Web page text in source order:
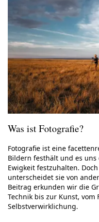
Was ist Fotografie?
Fotografie ist eine
Bildern festhält und es
Ewigkeit festzuhalten.
unterscheidet sie von
Beitrag erkunden wir die
Technik bis zur Kunst,
Selbstverwirklichung.